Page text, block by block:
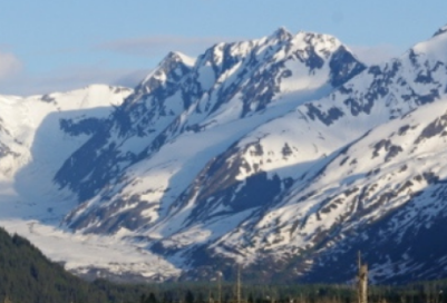
CS EN DE
© 2026 Brána Jihlavy